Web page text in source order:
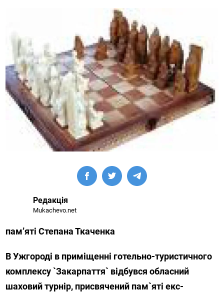
Редакція
Mukachevo.net
пам’яті Степана Ткаченка
В Ужгороді в приміщенні готельно-туристичного
комплексу `Закарпаття` відбувся обласний
шаховий турнір, присвячений пам`яті екс-